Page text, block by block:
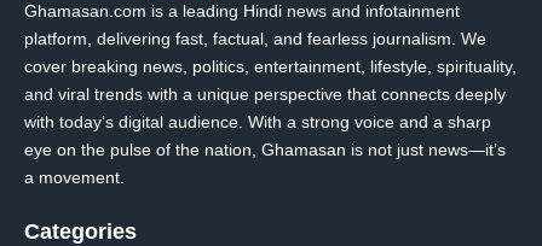
Ghamasan.com is a leading Hindi news and infotainment
platform, delivering fast, factual, and fearless journalism. We
cover breaking news, politics, entertainment, lifestyle, spirituality,
and viral trends with a unique perspective that connects deeply
with today’s digital audience. With a strong voice and a sharp
eye on the pulse of the nation, Ghamasan is not just news—it’s
a movement.
Categories